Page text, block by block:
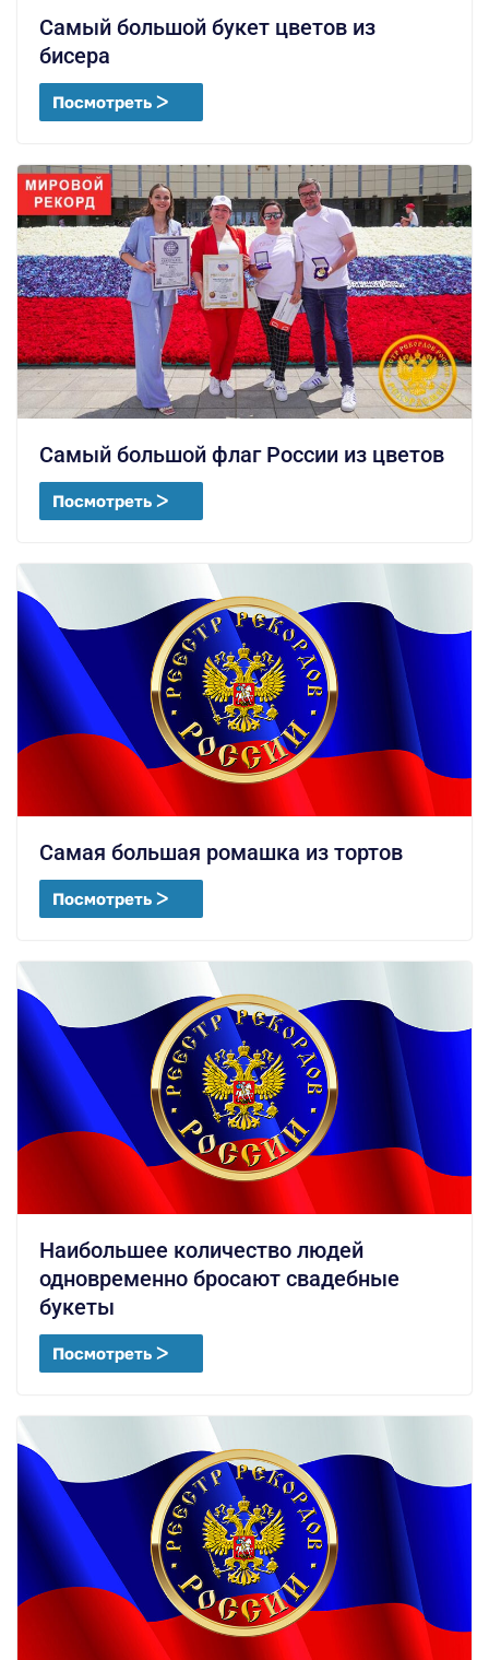
Самый большой букет цветов из
бисера
Посмотреть ᐳ
Самый большой флаг России из цветов
Посмотреть ᐳ
Самая большая ромашка из тортов
Посмотреть ᐳ
Наибольшее количество людей
одновременно бросают свадебные
букеты
Посмотреть ᐳ